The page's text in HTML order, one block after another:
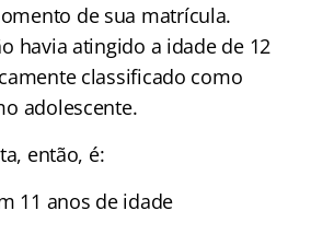
de sua matrícula.
havia atingido a idade de 12
classificado como
adolescente.
então, é:
11 anos de idade